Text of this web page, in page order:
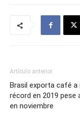
Artículo anterior
Brasil exporta café a
récord en 2019 pese
en noviembre